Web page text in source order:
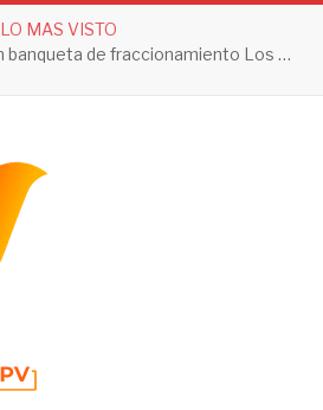
LO MAS VISTO
Hombre cae sin vida en banqueta de fraccionamiento Los Sauces en Vallarta